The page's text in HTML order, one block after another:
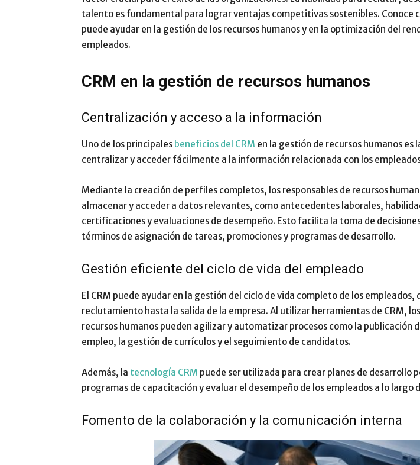
talento es fundamental para lograr ventajas competitivas sostenibles. Conoce
puede ayudar en la gestión de los recursos humanos y en la optimización del
empleados.
CRM en la gestión de recursos humanos
Centralización y acceso a la información
Uno de los principales beneficios del CRM en la gestión de recursos humanos es
centralizar y acceder fácilmente a la información relacionada con los
Mediante la creación de perfiles completos, los responsables de recursos
almacenar y acceder a datos relevantes, como antecedentes laborales,
certificaciones y evaluaciones de desempeño. Esto facilita la toma de
términos de asignación de tareas, promociones y programas de desarrollo.
Gestión eficiente del ciclo de vida del empleado
El CRM puede ayudar en la gestión del ciclo de vida completo de los empleados,
reclutamiento hasta la salida de la empresa. Al utilizar herramientas de CRM,
recursos humanos pueden agilizar y automatizar procesos como la publicación
empleo, la gestión de currículos y el seguimiento de candidatos.
Además, la tecnología CRM puede ser utilizada para crear planes de desarrollo
programas de capacitación y evaluar el desempeño de los empleados a lo largo
Fomento de la colaboración y la comunicación interna